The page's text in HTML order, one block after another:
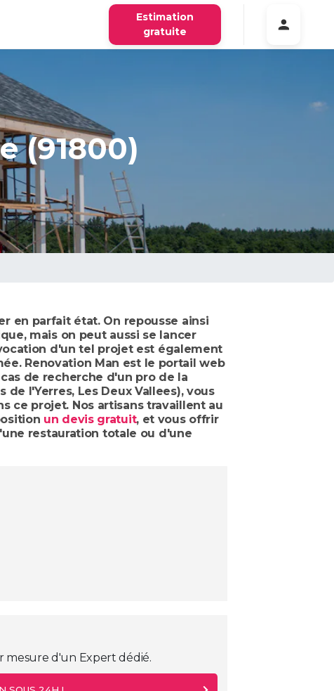
Estimation
gratuite
(91800)
en parfait état. On repousse ainsi
mais on peut aussi se lancer
d'un tel projet est également
Renovation Man est le portail web
de recherche d'un pro de la
l'Yerres, Les Deux Vallees), vous
ce projet. Nos artisans travaillent au
un devis gratuit, et vous offrir
restauration totale ou d'une
mesure d'un Expert dédié.